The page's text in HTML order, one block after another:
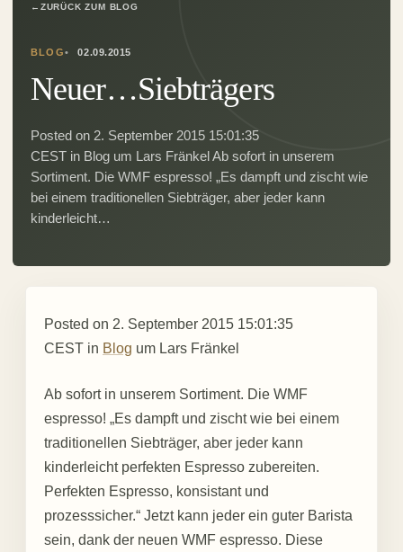
← ZURÜCK ZUM BLOG
BLOG 02.09.2015
Neuer…Siebträgers
Posted on 2. September 2015 15:01:35
CEST in Blog um Lars Fränkel Ab sofort in unserem
Sortiment. Die WMF espresso! „Es dampft und zischt wie
bei einem traditionellen Siebträger, aber jeder kann
kinderleicht…
Posted on 2. September 2015 15:01:35
CEST in Blog um Lars Fränkel
Ab sofort in unserem Sortiment. Die WMF
espresso! „Es dampft und zischt wie bei einem
traditionellen Siebträger, aber jeder kann
kinderleicht perfekten Espresso zubereiten.
Perfekten Espresso, konsistant und
prozesssicher.“ Jetzt kann jeder ein guter Barista
sein, dank der neuen WMF espresso. Diese